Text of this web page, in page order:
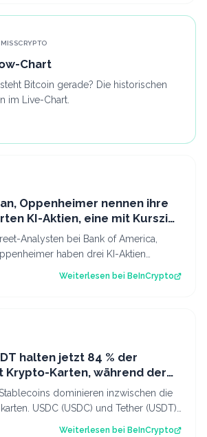
Chart
Bitcoin gerade? Die historischen
im Live-Chart.
Oppenheimer nennen ihre
KI-Aktien, eine mit Kursziel
Analysten bei Bank of America,
haben drei KI-Aktien
Ansicht nach weiterhin…
Weiterlesen bei BeInCrypto
halten jetzt 84 % der
Krypto-Karten, während der
dominieren inzwischen die
USDC (USDC) und Tether (USDT)
Weiterlesen bei BeInCrypto